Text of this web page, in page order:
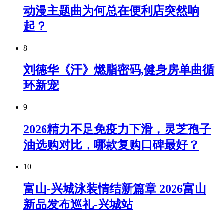
动漫主题曲为何总在便利店突然响
起？
8
刘德华《汗》燃脂密码,健身房单曲循
环新宠
9
2026精力不足免疫力下滑，灵芝孢子
油选购对比，哪款复购口碑最好？
10
富山-兴城泳装情结新篇章 2026富山
新品发布巡礼-兴城站